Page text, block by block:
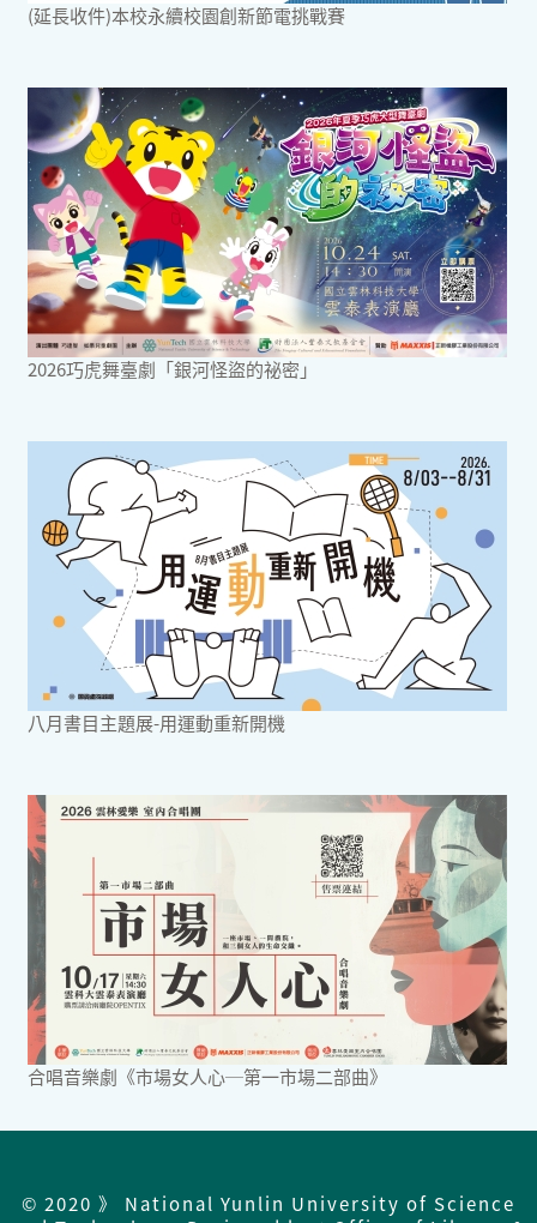
(延長收件)本校永續校園創新節電挑戰賽
2026巧虎舞臺劇「銀河怪盜的祕密」
八月書目主題展-用運動重新開機
合唱音樂劇《市場女人心─第一市場二部曲》
© 2020 》 National Yunlin University of Science